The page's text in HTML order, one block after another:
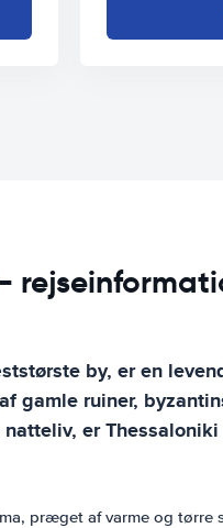
by, er en
gamle ruiner,
er
præget af varme og tørre